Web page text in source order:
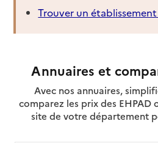
Trouver un
Annuaires et
Avec nos annuaires,
comparez les prix des EHPAD
site de votre département